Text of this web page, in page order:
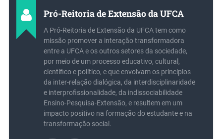
Pró-Reitoria de Extensão da UFCA
A Pró-Reitoria de Extensão da UFCA tem como
missão promover a interação transformadora
entre a UFCA e os outros setores da sociedade,
por meio de um processo educativo, cultural,
científico e político, e que envolvam os princípios
da inter-relação dialógica, da interdisciplinaridade
e interprofissionalidade, da indissociabilidade
Ensino-Pesquisa-Extensão, e resultem em um
impacto positivo na formação do estudante e na
transformação social.